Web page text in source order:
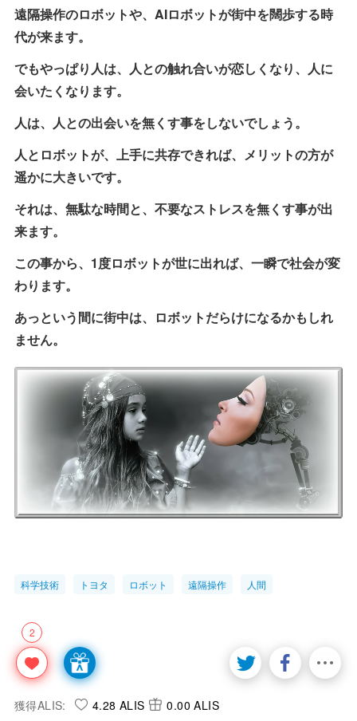
遠隔操作のロボットや、AIロボットが街中を闊歩する時
代が来ます。
でもやっぱり人は、人との触れ合いが恋しくなり、人に
会いたくなります。
人は、人との出会いを無くす事をしないでしょう。
人とロボットが、上手に共存できれば、メリットの方が
遥かに大きいです。
それは、無駄な時間と、不要なストレスを無くす事が出
来ます。
この事から、1度ロボットが世に出れば、一瞬で社会が変
わります。
あっという間に街中は、ロボットだらけになるかもしれ
ません。
科学技術 トヨタ ロボット 遠隔操作 人間
2
獲得ALIS: 4.28 ALIS 0.00 ALIS